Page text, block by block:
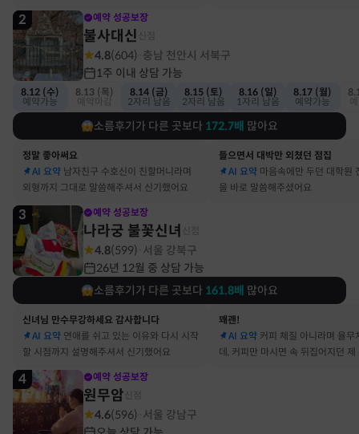
2 예약 성공보장
불사대신
4.8(604) 충남 천안시 서북구
1주 이내 상담 가능
8.12 (수)
예약가능
8.13 (목)
8.14 (금)
2자리 남음
8.15 (토)
2자리 남음
8.16 (일)
1자리 남음
8.17 (월)
예약가능
소름후기가 다른 곳보다 172.7배 많아요
정말 좋아써요
AI 요약 남자친구 수호신이 친할머니라며
외형까지 그대로 말씀해주셔서 신기했어요
들으면서 대박만 외쳤던 점집
AI 요약 마음속에만 두던 대학원
을 바로 말씀해주셨어요
3 예약 성공보장
나라궁 불꽃신녀
4.8(599) 서울 강북구
26년 12월 중 상담 가능
소름후기가 다른 곳보다 161.8배 많아요
신녀님 만수무강하세요 감사합니다
AI 요약 연애를 쉬고 있는 이유와 다시 시작
할 시점까지 설명해주셔서 신기했어요
꽤괜!
AI 요약 커피 체질 아니라며 율무
데, 커피만 마시면 속 뒤집어지던 제
4 예약 성공보장
원무암
4.6(596) 서울 강남구